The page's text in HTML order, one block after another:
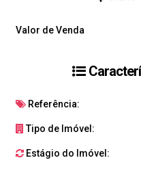
Valor de Venda
Referência:
Tipo de Imóvel:
Estágio do Imóvel: